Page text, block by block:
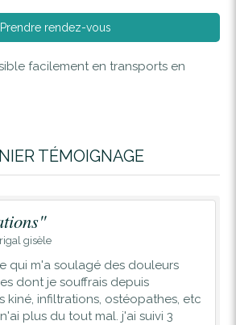
Prendre rendez-vous
facilement en transports en
TÉMOIGNAGE
gisèle
qui m'a soulagé des douleurs
dont je souffrais depuis
kiné, infiltrations, ostéopathes, etc
plus du tout mal. j'ai suivi 3